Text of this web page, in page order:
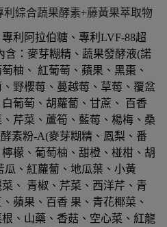
綜合蔬果酵素+藤黃果萃取物
利阿拉伯糖、專利LVF-88超
含：麥芽糊精、蔬果發酵液(諾
柚、 紅葡萄、蘋果、黑棗、
野櫻莓、蔓越莓、草莓、覆盆
葡萄、胡蘿蔔、甘蔗、 百香
芹菜、蘆筍、藍莓、楊梅、桑
素粉-A(麥芽糊精、鳳梨、番
檬、葡萄柚、甜橙、椪柑、胡
瓜、紅蘿蔔、地瓜葉、小黃
、 青椒、芹菜、西洋芹、青
蘋果、百香 果、青花椰菜、
、山藥、香菇、空心菜、紅龍